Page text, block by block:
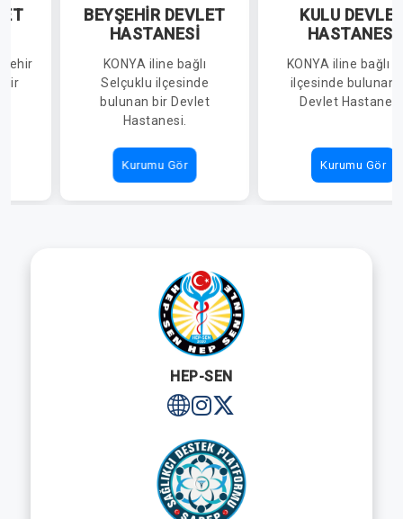
bir
BEYŞEHİR DEVLET
HASTANESİ
KONYA iline bağlı
Selçuklu ilçesinde
bulunan bir Devlet
Hastanesi.
Kurumu Gör
KULU
HASTANESİ
KONYA iline bağlı
ilçesinde bulunan
Devlet
Kurumu Gör
HEP-SEN